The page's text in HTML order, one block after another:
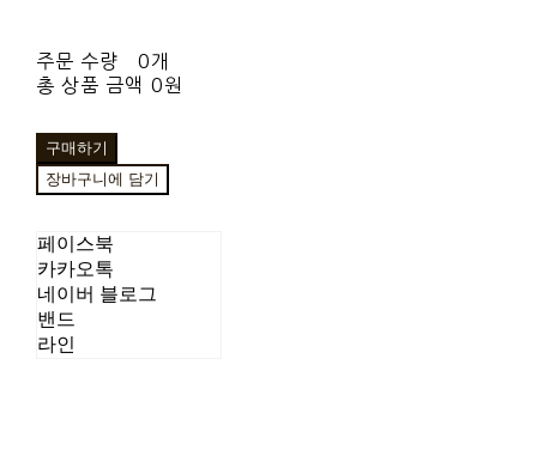
주문 수량
0개
총 상품 금액 0원
구매하기
장바구니에 담기
페이스북
카카오톡
네이버 블로그
밴드
라인